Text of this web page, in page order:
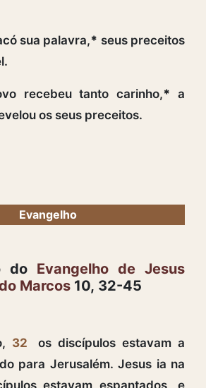
sua palavra,* seus preceitos
recebeu tanto carinho,* a
os seus preceitos.
Evangelho
do Evangelho de Jesus
Marcos 10, 32-45
32
os discípulos estavam a
para Jerusalém. Jesus ia na
estavam espantados, e